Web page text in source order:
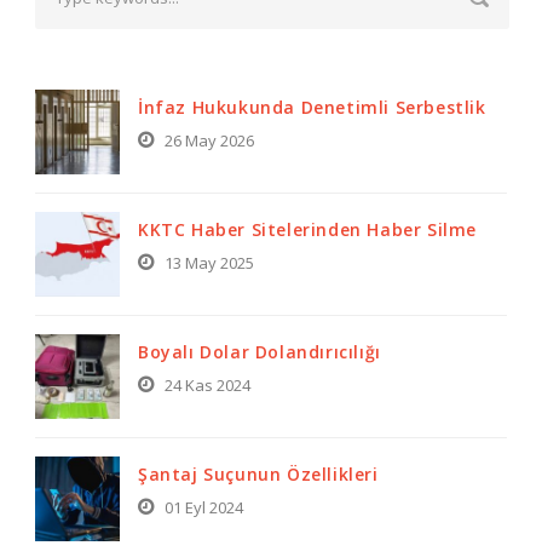
İnfaz Hukukunda Denetimli Serbestlik
26 May 2026
KKTC Haber Sitelerinden Haber Silme
13 May 2025
Boyalı Dolar Dolandırıcılığı
24 Kas 2024
Şantaj Suçunun Özellikleri
01 Eyl 2024